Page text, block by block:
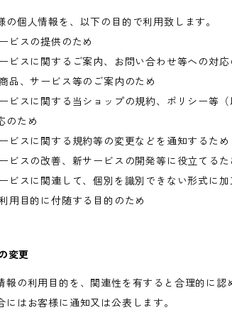
の個人情報を、以下の目的で利用致します。
ビスの提供のため
ビスに関するご案内、お問い合わせ等への対応
品、サービス等のご案内のため
ビスに関する当ショップの規約、ポリシー等
のため
ビスに関する規約等の変更などを通知するため
ビスの改善、新サービスの開発等に役立てるた
ビスに関連して、個別を識別できない形式に
用目的に付随する目的のため
変更
報の利用目的を、関連性を有すると合理的に認
はお客様に通知又は公表します。